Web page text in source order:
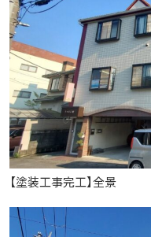
【塗装工事完工】全景